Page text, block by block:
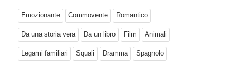
Emozionante Commovente Romantico
Da una storia vera Da un libro Film Animali
Legami familiari Squali Dramma Spagnolo